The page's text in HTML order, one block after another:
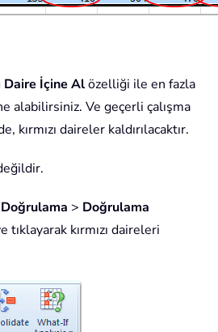
Daire İçine Alözelliği ile en fazla
alabilirsiniz. Ve geçerli çalışma
kırmızı daireler kaldırılacaktır.
> Doğrulama
tıklayarak kırmızı daireleri